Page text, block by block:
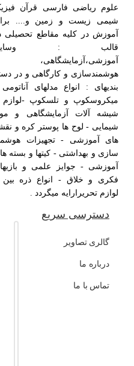
علوم ریاضی فارسی قرآن فیزیک
شیمی زیست و زمین و.... برای
آموزش در کلیه مقاطع تحصیلی در
قالب : وسایل
آموزشی،آزمایشگاهی،
هوشمندسازی و کارگاهی و در دسته
بندیهای : انواع مدلهای آناتومی -
میکروسکوپ و تلسکوپ -لوازم و
شیشه آلات آزمایشگاهی و مواد
شیمایی - لوح ها پوستر کره و نقشه
های آموزشی - تجهیزات هوشمند
سازی و بهداشتی - کیتها و بسته های
آموزشی - جوایز علمی و بازیهای
فکری و خلاق - انواع ذره بین و
لوازم تحریرارایه میگردد .
دسترسی سریع
گالری تصاویر
درباره ما
تماس با ما